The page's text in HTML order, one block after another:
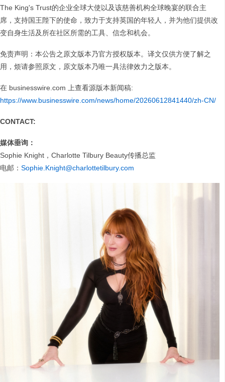
The King's Trust的企业全球大使以及该慈善机构全球晚宴的联合主
席，支持国王陛下的使命，致力于支持英国的年轻人，并为他们提供改
变自身生活及所在社区所需的工具、信念和机会。
免责声明：本公告之原文版本乃官方授权版本。译文仅供方便了解之
用，烦请参照原文，原文版本乃唯一具法律效力之版本。
在 businesswire.com 上查看源版本新闻稿:
https://www.businesswire.com/news/home/20260612841440/zh-CN/
CONTACT:
媒体垂询：
Sophie Knight，Charlotte Tilbury Beauty传播总监
电邮： Sophie.Knight@charlottetilbury.com